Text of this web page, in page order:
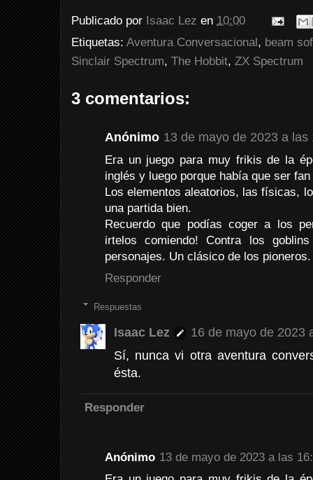
Publicado por Isaac Lez en 10:00
Etiquetas: Aventura Conversacional, beam
Sinclair Spectrum, The Hobbit, ZX Spectrum
3 comentarios:
Anónimo 13 de mayo de 2023 a las
Era un juego para muy frikis de la
inglés y luego porque había que ser
Los elementos aleatorios, las físicas,
una partida bien.
Recuerdo que podías coger a los
irtelos comiendo! Contra los
personajes. Un clásico de los pioneros.
Responder
Respuestas
Isaac Lez
16 de mayo de 2023
Sí, nunca vi otra aventura
ésta.
Responder
Anónimo 13 de mayo de 2023 a las